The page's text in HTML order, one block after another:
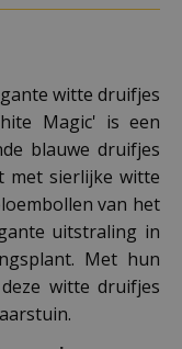
witte druifjes
Magic' is een
blauwe druifjes
sierlijke witte
van het
uitstraling in
Met hun
witte druifjes